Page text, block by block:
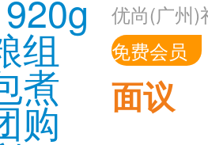
优尚(广州)
免费会员
面议